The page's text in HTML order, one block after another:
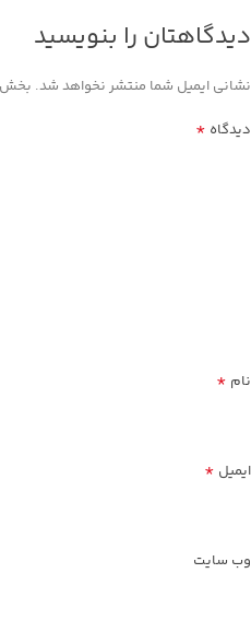
دیدگاهتان را بنویسید
نشانی ایمیل شما منتشر نخواهد شد.
دیدگاه *
نام *
ایمیل *
وب‌ سایت